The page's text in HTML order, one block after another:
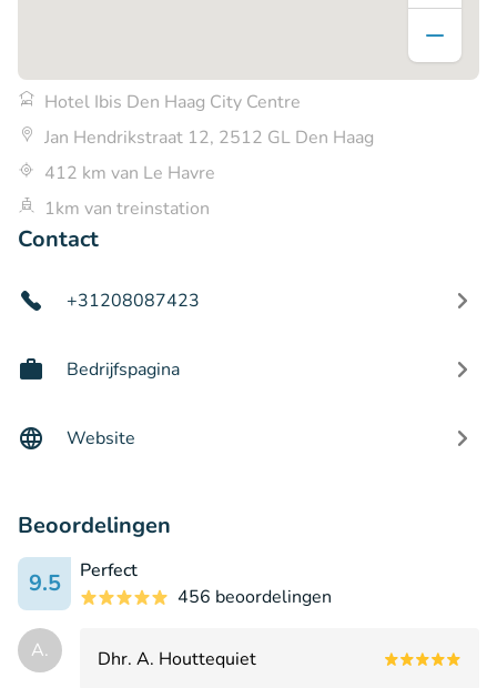
Hotel Ibis Den Haag City Centre
Jan Hendrikstraat 12, 2512 GL Den Haag
412 km van Le Havre
1km van treinstation
Contact
+31208087423
Bedrijfspagina
Website
Beoordelingen
9.5
Perfect
456 beoordelingen
A. Dhr. A. Houttequiet